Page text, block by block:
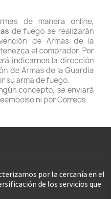
de manera online,
de fuego se realizarán
de Armas de la
el comprador. Por
indicarnos la dirección
de Armas de la Guardia
su arma de fuego.
concepto, se enviará
ni por Correos.
por la cercanía en el
de los servicios que